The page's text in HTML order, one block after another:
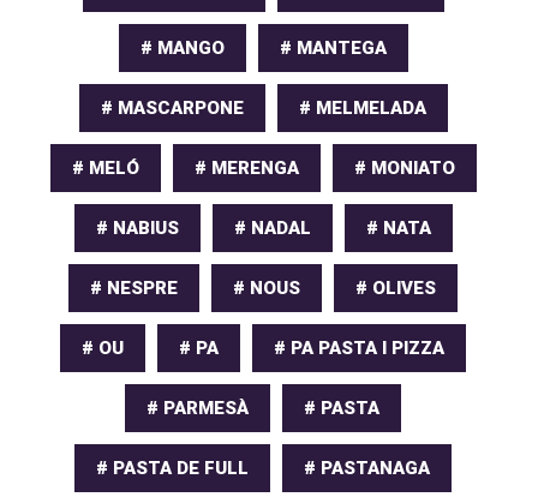
# MANGO # MANTEGA
# MASCARPONE # MELMELADA
# MELÓ # MERENGA # MONIATO
# NABIUS # NADAL # NATA
# NESPRE # NOUS # OLIVES
# OU # PA # PA PASTA I PIZZA
# PARMESÀ # PASTA
# PASTA DE FULL # PASTANAGA